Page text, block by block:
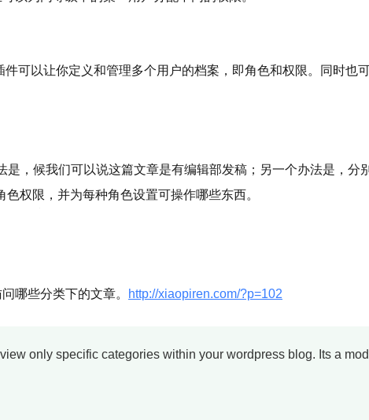
可以让你定义和管理多个用户的档案，即角色和权限。同时也
，候我们可以说这篇文章是有编辑部发稿；另一个办法是，分
权限，并为每种角色设置可操作哪些东西。
哪些分类下的文章。 http://xiaopiren.com/?p=102
only specific categories within your wordpress blog. Its a